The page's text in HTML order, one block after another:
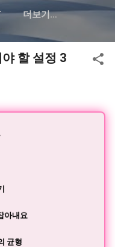
더보기…
할 설정 3
아내요
균형